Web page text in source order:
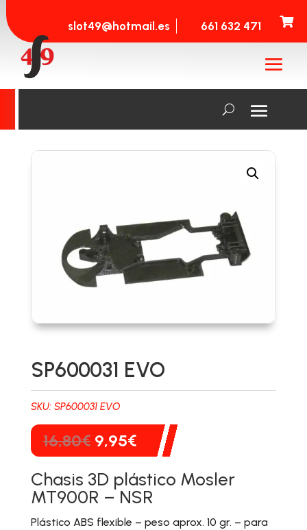
slot49@hotmail.es 661 632 471 
SP600031 EVO
SKU: SP600031 EVO
16,80€ El
precio
original
era:
16,80€.
9,95€El
precio
actual
es:
Chasis 3D plástico Mosler
MT900R – NSR
Plástico ABS flexible – peso aprox. 10 gr. – para